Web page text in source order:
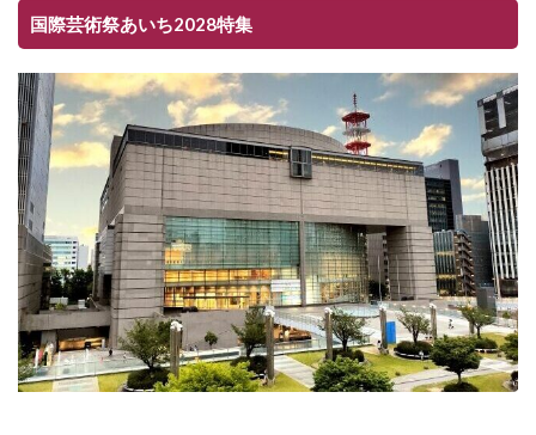
国際芸術祭あいち2028特集